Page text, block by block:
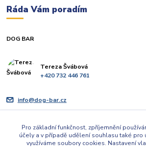
Ráda Vám poradím
DOG BAR
Tereza Švábová
+420 732 446 761
info@dog-bar.cz
Pro základní funkčnost, zpříjemnění
účely a v případě udělení souhlasu také pro
využíváme soubory cookies. Nastavení